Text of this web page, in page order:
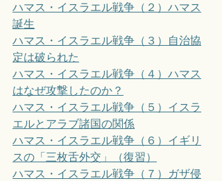
ハマス・イスラエル戦争（２）ハマス
誕生
ハマス・イスラエル戦争（３）自治協
定は破られた
ハマス・イスラエル戦争（４）ハマス
はなぜ攻撃したのか？
ハマス・イスラエル戦争（５）イスラ
エルとアラブ諸国の関係
ハマス・イスラエル戦争（６）イギリ
スの「三枚舌外交」（復習）
ハマス・イスラエル戦争（７）ガザ侵